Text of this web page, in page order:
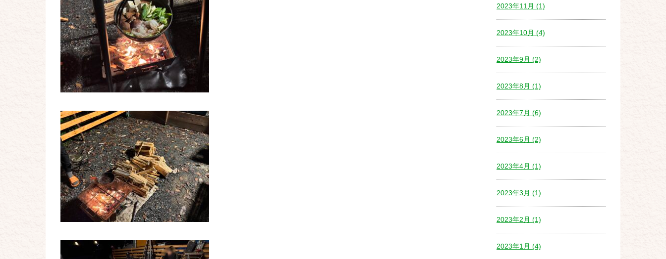
2023年11月 (1)
2023年10月 (4)
2023年9月 (2)
2023年8月 (1)
2023年7月 (6)
2023年6月 (2)
2023年4月 (1)
2023年3月 (1)
2023年2月 (1)
2023年1月 (4)